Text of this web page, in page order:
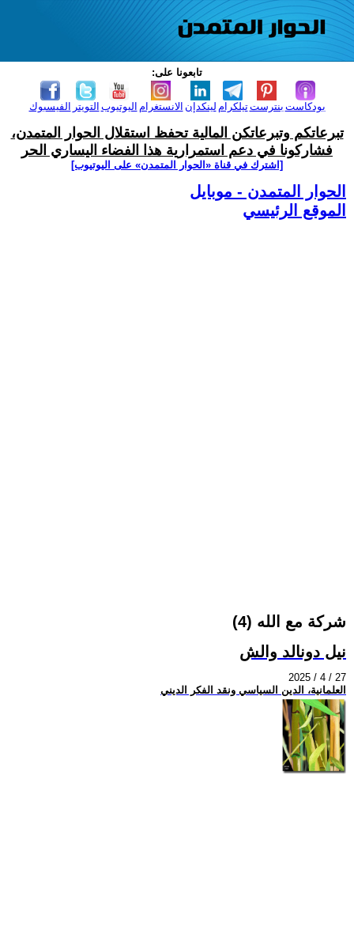
تابعونا على:
الفيسبوك التويتر اليوتيوب الانستغرام لينكدإن تيلكرامبنترست بودكاست
تبرعاتكم وتبرعاتكن المالية تحفظ استقلال الحوار المتمدن،
فشاركونا في دعم استمرارية هذا الفضاء اليساري الحر
[اشترك في قناة ‫«الحوار المتمدن» على اليوتيوب]
الحوار المتمدن - موبايل
الموقع الرئيسي
شركة مع الله (4)
نيل دونالد والش
2025 / 4 / 27
العلمانية، الدين السياسي ونقد الفكر الديني